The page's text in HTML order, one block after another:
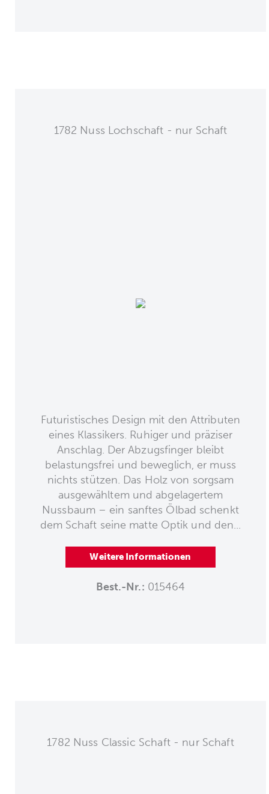
1782 Nuss Lochschaft - nur Schaft
Futuristisches Design mit den Attributen
eines Klassikers. Ruhiger und präziser
Anschlag. Der Abzugsfinger bleibt
belastungsfrei und beweglich, er muss
nichts stützen. Das Holz von sorgsam
ausgewähltem und abgelagertem
Nussbaum – ein sanftes Ölbad schenkt
dem Schaft seine matte Optik und den...
Weitere Informationen
Best.-Nr.: 015464
1782 Nuss Classic Schaft - nur Schaft